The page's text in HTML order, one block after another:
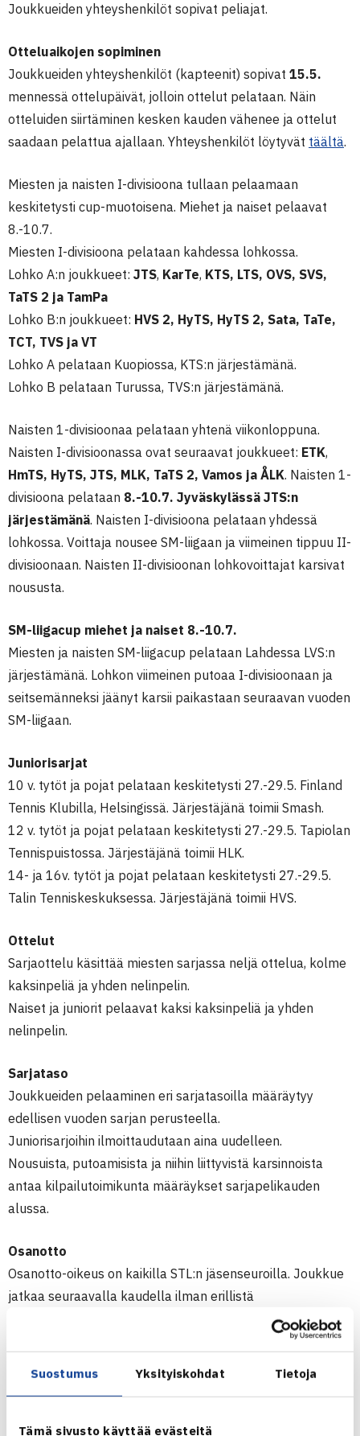
Suostumus Yksityiskohdat Tietoja
Tämä sivusto käyttää evästeitä
Joukkueiden yhteyshenkilöt sopivat peliajat.
Otteluaikojen sopiminen
Joukkueiden yhteyshenkilöt (kapteenit) sopivat 15.5.
mennessä ottelupäivät, jolloin ottelut pelataan. Näin
otteluiden siirtäminen kesken kauden vähenee ja ottelut
saadaan pelattua ajallaan. Yhteyshenkilöt löytyvät täältä.
Miesten ja naisten I-divisioona tullaan pelaamaan
keskitetysti cup-muotoisena. Miehet ja naiset pelaavat
8.-10.7.
Miesten I-divisioona pelataan kahdessa lohkossa.
Lohko A:n joukkueet: JTS, KarTe, KTS, LTS, OVS, SVS,
TaTS 2 ja TamPa
Lohko B:n joukkueet: HVS 2, HyTS, HyTS 2, Sata, TaTe,
TCT, TVS ja VT
Lohko A pelataan Kuopiossa, KTS:n järjestämänä.
Lohko B pelataan Turussa, TVS:n järjestämänä.
Naisten 1-divisioonaa pelataan yhtenä viikonloppuna.
Naisten I-divisioonassa ovat seuraavat joukkueet: ETK,
HmTS, HyTS, JTS, MLK, TaTS 2, Vamos ja ÅLK. Naisten 1-
divisioona pelataan 8.-10.7. Jyväskylässä JTS:n
järjestämänä. Naisten I-divisioona pelataan yhdessä
lohkossa. Voittaja nousee SM-liigaan ja viimeinen tippuu II-
divisioonaan. Naisten II-divisioonan lohkovoittajat karsivat
noususta.
SM-liigacup miehet ja naiset 8.-10.7.
Miesten ja naisten SM-liigacup pelataan Lahdessa LVS:n
järjestämänä. Lohkon viimeinen putoaa I-divisioonaan ja
seitsemänneksi jäänyt karsii paikastaan seuraavan vuoden
SM-liigaan.
Juniorisarjat
10 v. tytöt ja pojat pelataan keskitetysti 27.-29.5. Finland
Tennis Klubilla, Helsingissä. Järjestäjänä toimii Smash.
12 v. tytöt ja pojat pelataan keskitetysti 27.-29.5. Tapiolan
Tennispuistossa. Järjestäjänä toimii HLK.
14- ja 16v. tytöt ja pojat pelataan keskitetysti 27.-29.5.
Talin Tenniskeskuksessa. Järjestäjänä toimii HVS.
Ottelut
Sarjaottelu käsittää miesten sarjassa neljä ottelua, kolme
kaksinpeliä ja yhden nelinpelin.
Naiset ja juniorit pelaavat kaksi kaksinpeliä ja yhden
nelinpelin.
Sarjataso
Joukkueiden pelaaminen eri sarjatasoilla määräytyy
edellisen vuoden sarjan perusteella.
Juniorisarjoihin ilmoittaudutaan aina uudelleen.
Nousuista, putoamisista ja niihin liittyvistä karsinnoista
antaa kilpailutoimikunta määräykset sarjapelikauden
alussa.
Osanotto
Osanotto-oikeus on kaikilla STL:n jäsenseuroilla. Joukkue
jatkaa seuraavalla kaudella ilman erillistä
ilmoittautumista saavuttamallaan sarjatasolla, paitsi
juniorisarjoissa joihin on aina ilmoittauduttava uudelleen.
jäsenyyden. Mikäli K-jäsenyyttä ei suoriteta, voidaan